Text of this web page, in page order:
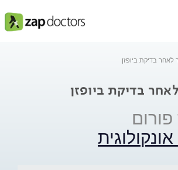
לאחר בדיקת ביופזן
בדיקת ביופזן
פורום
אונקולוגית